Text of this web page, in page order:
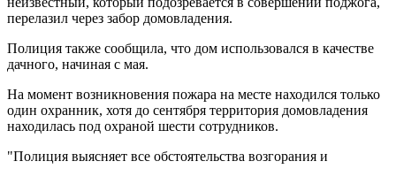
перелазил через забор домовладения.
Полиция также сообщила, что дом использовался в качестве
дачного, начиная с мая.
На момент возникновения пожара на месте находился только
один охранник, хотя до сентября территория домовладения
находилась под охраной шести сотрудников.
"Полиция выясняет все обстоятельства возгорания и